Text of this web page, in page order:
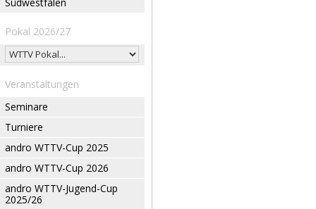
Pokal 2026/27
Veranstaltungen
Seminare
Turniere
andro WTTV-Cup 2025
andro WTTV-Cup 2026
andro WTTV-Jugend-Cup
2025/26